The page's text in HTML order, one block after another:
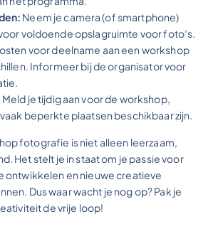
Neem je camera (of smartphone)
voldoende opslagruimte voor foto’s.
voor deelname aan een workshop
Informeer bij de organisator voor
Meld je tijdig aan voor de workshop,
beperkte plaatsen beschikbaar zijn.
fotografie is niet alleen leerzaam,
Het stelt je in staat om je passie voor
en nieuwe creatieve
Dus waar wacht je nog op? Pak je
de vrije loop!